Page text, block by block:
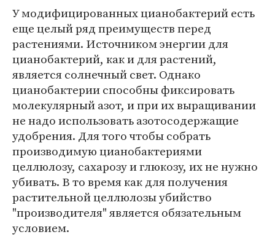
У модифицированных цианобактерий есть
еще целый ряд преимуществ перед
растениями. Источником энергии для
цианобактерий, как и для растений,
является солнечный свет. Однако
цианобактерии способны фиксировать
молекулярный азот, и при их выращивании
не надо использовать азотосодержащие
удобрения. Для того чтобы собрать
производимую цианобактериями
целлюлозу, сахарозу и глюкозу, их не нужно
убивать. В то время как для получения
растительной целлюлозы убийство
"производителя" является обязательным
условием.